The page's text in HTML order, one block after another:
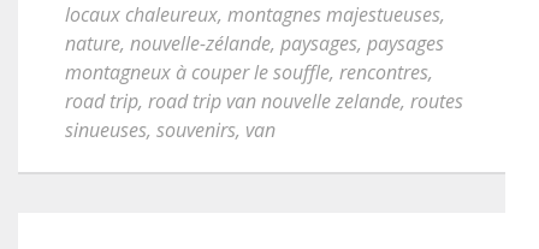
locaux chaleureux, montagnes majestueuses,
nature, nouvelle-zélande, paysages, paysages
montagneux à couper le souffle, rencontres,
road trip, road trip van nouvelle zelande, routes
sinueuses, souvenirs, van